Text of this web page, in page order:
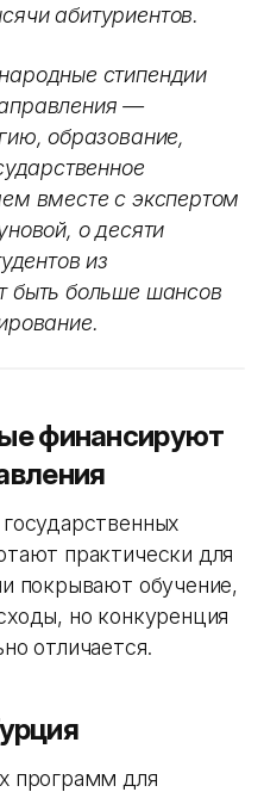
абитуриентов.
стипендии
—
образование,
вместе с экспертом
о десяти
из
быть больше шансов
финансируют
практически для
покрывают обучение,
но конкуренция
отличается.
программ для